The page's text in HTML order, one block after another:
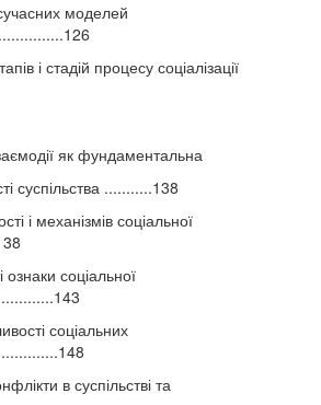
моделей
і стадій процесу соціалізації
як фундаментальна
суспільства ...........138
і механізмів соціальної
ознаки соціальної
соціальних
в суспільстві та